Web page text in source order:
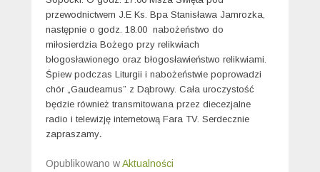
przewodnictwem J.E Ks. Bpa Stanisława Jamrozka,
następnie o godz. 18.00 nabożeństwo do
miłosierdzia Bożego przy relikwiach
błogosławionego oraz błogosławieństwo relikwiami.
Śpiew podczas Liturgii i nabożeństwie poprowadzi
chór „Gaudeamus” z Dąbrowy. Cała uroczystość
będzie również transmitowana przez diecezjalne
radio i telewizję internetową Fara TV. Serdecznie
zapraszamy.
Opublikowano wAktualności